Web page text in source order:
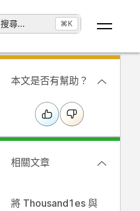
搜尋... ⌘K
本文是否有幫助？
相關文章
將 Thousand1es 與